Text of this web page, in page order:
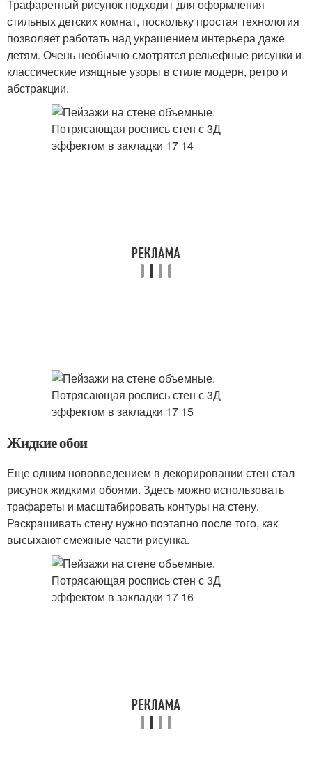
Трафаретный рисунок подходит для оформления
стильных детских комнат, поскольку простая технология
позволяет работать над украшением интерьера даже
детям. Очень необычно смотрятся рельефные рисунки и
классические изящные узоры в стиле модерн, ретро и
абстракции.
Жидкие обои
Еще одним нововведением в декорировании стен стал
рисунок жидкими обоями. Здесь можно использовать
трафареты и масштабировать контуры на стену.
Раскрашивать стену нужно поэтапно после того, как
высыхают смежные части рисунка.